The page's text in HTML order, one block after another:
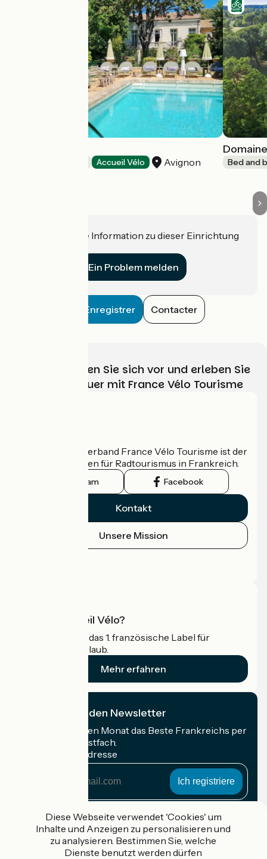
Accueil Vélo Avignon Bed and
Haben Sie eine Information zu dieser Einrichtung
Ein Problem melden
Enregistrer Contacter
Wählen, bereiten Sie sich vor und erleben Sie
Ihr Radabenteuer mit France Vélo Tourisme
Der nationale Verband France Vélo Tourisme ist der
offizielle Leitfaden für Radtourismus in Frankreich.
Instagram Facebook
Kontakt
Unsere Mission
Was ist Accueil Vélo?
Accueil Vélo ist das 1. französische Label für
Radfahrer im Urlaub.
Mehr erfahren
Ich abonniere den Newsletter
Erhalten Sie jeden Monat das Beste Frankreichs per
Rad in Ihrem Postfach.
Meine E-Mail-Adresse
Adresse
Gefördert im Rahmen von Destination France
Diese Webseite verwendet 'Cookies' um
Inhalte und Anzeigen zu personalisieren und
zu analysieren. Bestimmen Sie, welche
Dienste benutzt werden dürfen